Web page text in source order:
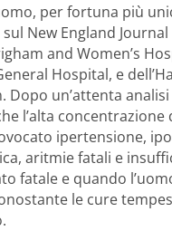
per fortuna più
New England
and Women’s
Hospital, e
Dopo un’attenta
l’alta concentrazione
ipertensione,
aritmie fatali e
fatale e quando
le cure